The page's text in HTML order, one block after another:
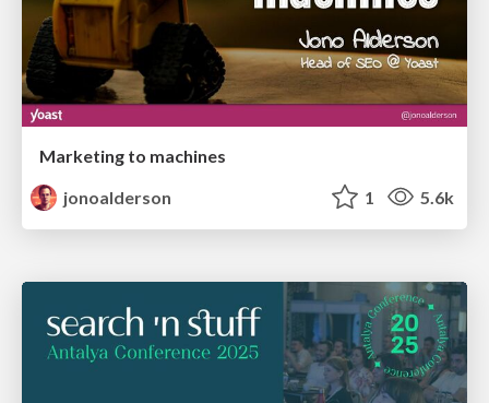
Marketing to machines
jonoalderson
1 5.6k